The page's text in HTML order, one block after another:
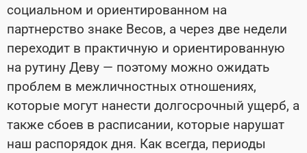
социальном и ориентированном на
партнерство знаке Весов, а через две недели
переходит в практичную и ориентированную
на рутину Деву — поэтому можно ожидать
проблем в межличностных отношениях,
которые могут нанести долгосрочный ущерб, а
также сбоев в расписании, которые нарушат
наш распорядок дня. Как всегда, периоды